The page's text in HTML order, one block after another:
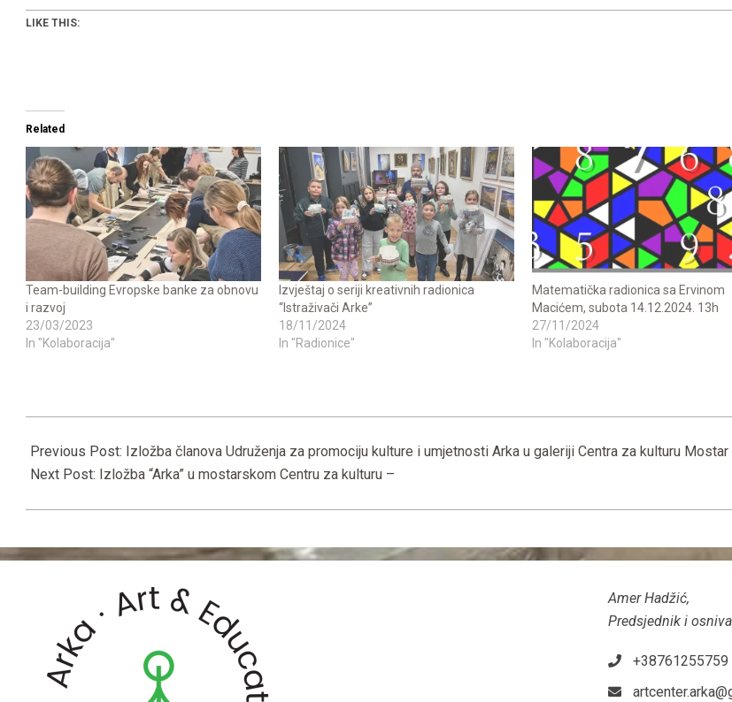
LIKE THIS:
Related
Team-building Evropske banke za obnovu
i razvoj
23/03/2023
In "Kolaboracija"
Izvještaj o seriji kreativnih radionica
“Istraživači Arke”
18/11/2024
In "Radionice"
Matematička radionica sa Ervinom
Macićem, subota 14.12.2024. 13h
27/11/2024
In "Kolaboracija"
02-
18
Previous Post: Izložba članova Udruženja za promociju kulture i umjetnosti Arka u galeriji Centra za kulturu Mostar
Next Post: Izložba “Arka” u mostarskom Centru za kulturu –
Amer Hadžić,
Predsjednik i
+38761255759